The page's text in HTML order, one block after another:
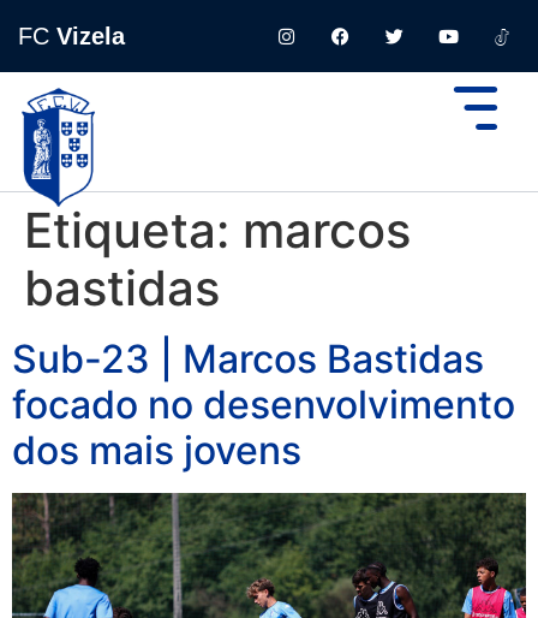
FC Vizela
Etiqueta: marcos
bastidas
Sub-23 | Marcos Bastidas
focado no desenvolvimento
dos mais jovens